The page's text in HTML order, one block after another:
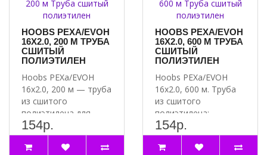
HOOBS PEXA/EVOH
16Х2.0, 200 М ТРУБА
СШИТЫЙ
ПОЛИЭТИЛЕН
Hoobs PEXa/EVOH
16х2.0, 200 м — труба
из сшитого
полиэтилена для
надёжной системы
водоснабжени..
154р.
HOOBS PEXA/EVOH
16Х2.0, 600 М ТРУБА
СШИТЫЙ
ПОЛИЭТИЛЕН
Hoobs PEXa/EVOH
16х2.0, 600 м. Труба
из сшитого
полиэтилена:
надёжность и
долговечность для
вашей си..
154р.